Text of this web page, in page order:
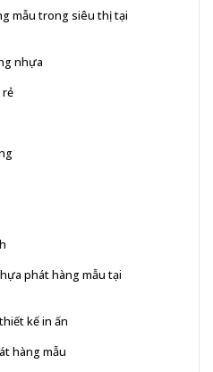
mẫu trong siêu thị tại
nhựa
phát hàng mẫu tại
kế in ấn
hàng mẫu